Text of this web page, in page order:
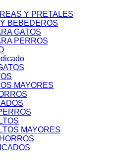
Y PRETALES
BEBEDEROS
GATOS
PERROS
MAYORES
MAYORES